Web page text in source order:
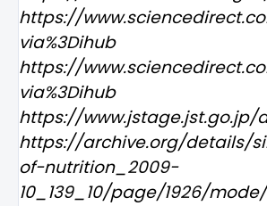
https://
via%3Dihub
https://
via%3Dihub
https://www.jstage.jst.go.jp/
https://archive.org/details/
of-nutrition_2009-
10_139_10/page/1926/